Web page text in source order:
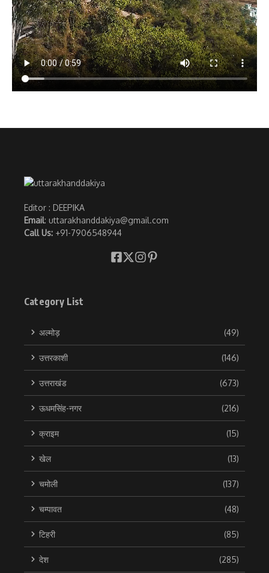
Editor : DEEPIKA
Email: uttarakhanddakiya@gmail.com
Call Us: +91-7906548944
Category List
अल्मोड़ (49)
उत्तरकाशी (146)
उत्तराखंड (673)
ऊधमसिंह-नगर (216)
क्राइम (15)
खेल (13)
चमोली (137)
चम्पावत (48)
टिहरी (85)
देश (285)